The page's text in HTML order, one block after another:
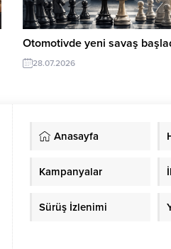
Otomotivde yeni savaş
28.07.2026
Anasayfa
Kampanyalar
Sürüş İzlenimi